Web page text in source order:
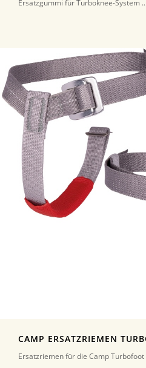
Ersatzgummi für Turboknee-System
CAMP ERSATZRIEMEN
Ersatzriemen für die Camp